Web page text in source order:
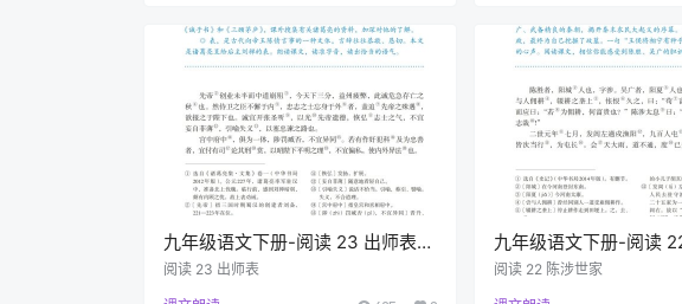
九年级语文下册-阅读 23 出师表
(P133-P136)
阅读 23 出师表
九年级语文下册-阅读
(P129-P132)
阅读 22 陈涉世家